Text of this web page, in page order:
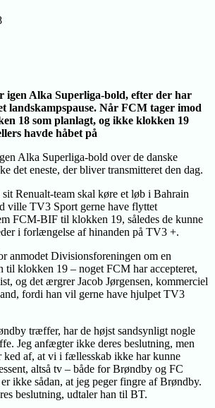
igen Alka Superliga-bold, efter der har
landskampspause. Når FCM tager imod
18 som planlagt, og ikke klokken 19
havde håbet på
Alka Superliga-bold over de danske
det eneste, der bliver transmitteret den dag.
Renualt-team skal køre et løb i Bahrain
ville TV3 Sport gerne have flyttet
FCM-BIF til klokken 19, således de kunne
i forlængelse af hinanden på TV3 +.
anmodet Divisionsforeningen om en
til klokken 19 – noget FCM har accepteret,
og det ærgrer Jacob Jørgensen, kommerciel
fordi han vil gerne have hjulpet TV3
træffer, har de højst sandsynligt nogle
Jeg anfægter ikke deres beslutning, men
af, at vi i fællesskab ikke har kunne
altså tv – både for Brøndby og FC
ikke sådan, at jeg peger fingre af Brøndby.
beslutning, udtaler han til BT.